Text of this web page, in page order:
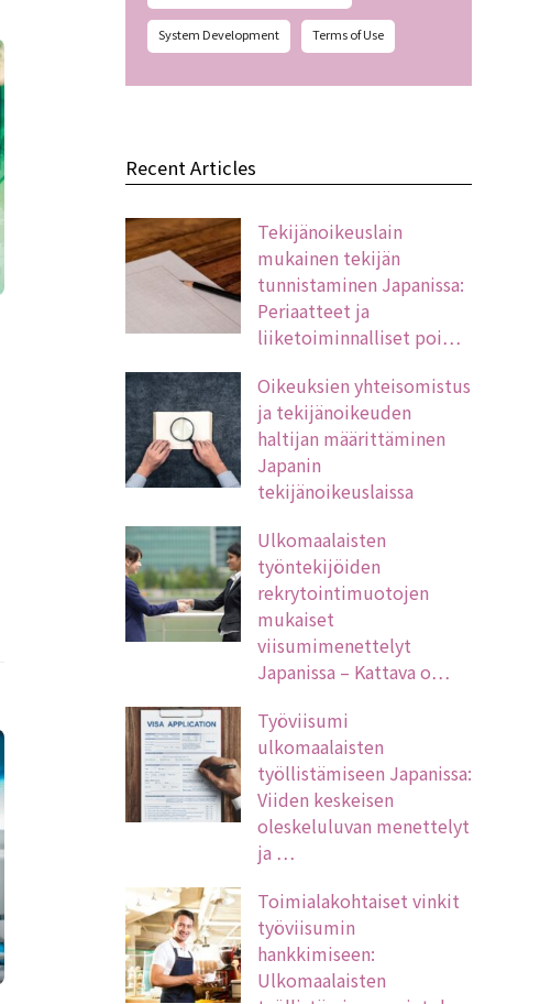
System Development Terms of Use
Recent Articles
Tekijänoikeuslain
mukainen tekijän
tunnistaminen Japanissa:
Periaatteet ja
liiketoiminnalliset poi…
Oikeuksien yhteisomistus
ja tekijänoikeuden
haltijan määrittäminen
Japanin
tekijänoikeuslaissa
Ulkomaalaisten
työntekijöiden
rekrytointimuotojen
mukaiset
viisumimenettelyt
Japanissa – Kattava o…
Työviisumi
ulkomaalaisten
työllistämiseen Japanissa:
Viiden keskeisen
oleskeluluvan menettelyt
ja …
Toimialakohtaiset vinkit
työviisumin
hankkimiseen:
Ulkomaalaisten